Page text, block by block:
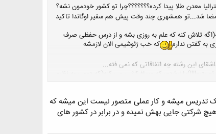
معدن طلا پیدا کرده؟؟؟؟؟؟؟چرا تو کشور خودمون نشه؟
شد...تو همشهری چند وقت پیش هم سفیر اوگاندا تاکید
تلاش کنه که علم به روزی بشه و از درس حفظی صرف
به گفتن نداره
که خب ژئوشیمی الان لازمشه
این رشته چه اتفاقاتی که نمی فته...
تو پترو!!!!)یا ارشدی که مسافرکشی می کنه(که دومی به نظرم
تدریس میشه و کار عملی متصور نیست این میشه که
شرکتی جایی بهش نمیده و در برابر در کشور های